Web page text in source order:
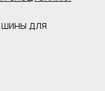
шины для